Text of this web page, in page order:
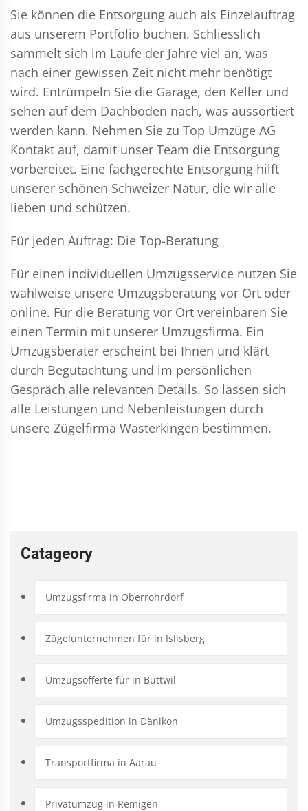
Sie können die Entsorgung auch als Einzelauftrag
aus unserem Portfolio buchen. Schliesslich
sammelt sich im Laufe der Jahre viel an, was
nach einer gewissen Zeit nicht mehr benötigt
wird. Entrümpeln Sie die Garage, den Keller und
sehen auf dem Dachboden nach, was aussortiert
werden kann. Nehmen Sie zu Top Umzüge AG
Kontakt auf, damit unser Team die Entsorgung
vorbereitet. Eine fachgerechte Entsorgung hilft
unserer schönen Schweizer Natur, die wir alle
lieben und schützen.
Für jeden Auftrag: Die Top-Beratung
Für einen individuellen Umzugsservice nutzen Sie
wahlweise unsere Umzugsberatung vor Ort oder
online. Für die Beratung vor Ort vereinbaren Sie
einen Termin mit unserer Umzugsfirma. Ein
Umzugsberater erscheint bei Ihnen und klärt
durch Begutachtung und im persönlichen
Gespräch alle relevanten Details. So lassen sich
alle Leistungen und Nebenleistungen durch
unsere Zügelfirma Wasterkingen bestimmen.
Catageory
Umzugsfirma in Oberrohrdorf
Zügelunternehmen für in Islisberg
Umzugsofferte für in Buttwil
Umzugsspedition in Dänikon
Transportfirma in Aarau
Privatumzug in Remigen